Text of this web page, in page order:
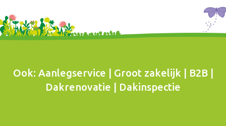
Ook: Aanlegservice | Groot zakelijk | B2B |
Dakrenovatie | Dakinspectie